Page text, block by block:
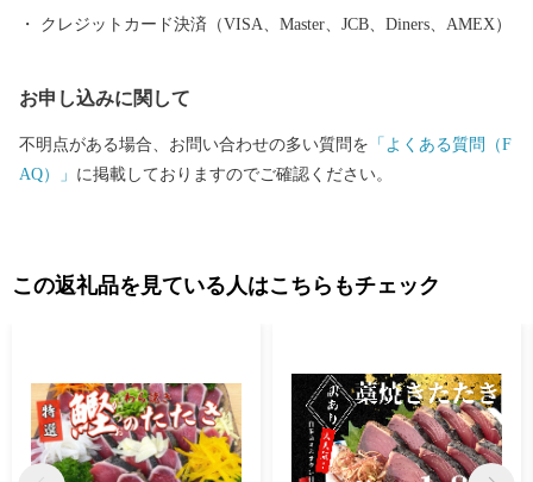
クレジットカード決済（VISA、Master、JCB、Diners、AMEX）
お申し込みに関して
不明点がある場合、お問い合わせの多い質問を 「よくある質問（F
AQ）」 に掲載しておりますのでご確認ください。
この返礼品を見ている人はこちらもチェック